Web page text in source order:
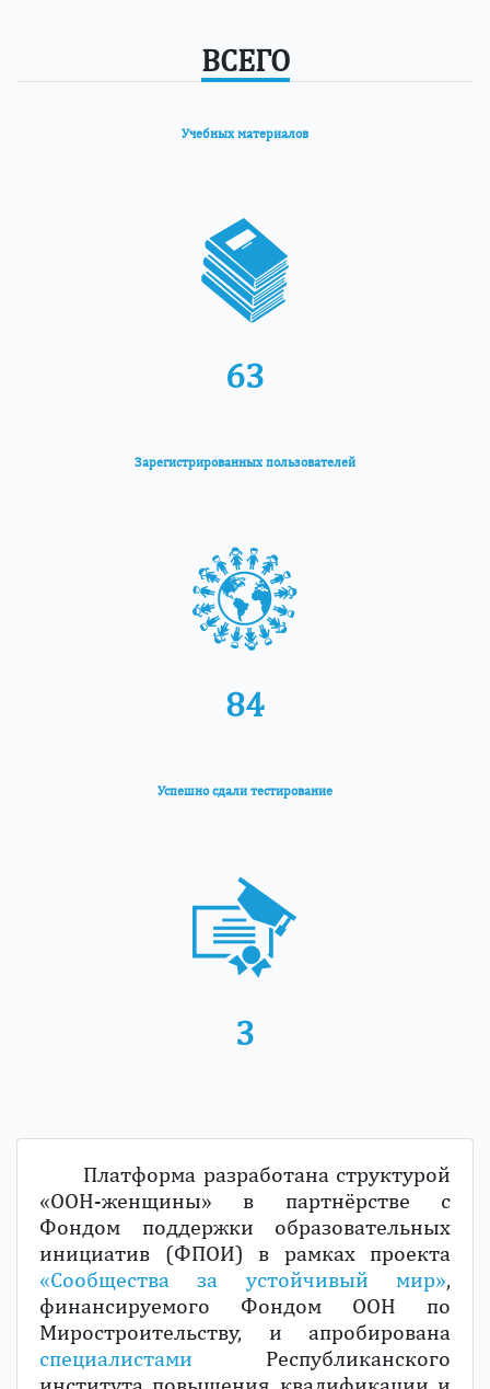
ВСЕГО
Учебных материалов
63
Зарегистрированных пользователей
84
Успешно сдали тестирование
3
Платформа разработана структурой
«ООН-женщины» в партнёрстве с
Фондом поддержки образовательных
инициатив (ФПОИ) в рамках проекта
«Сообщества за устойчивый мир»,
финансируемого Фондом ООН по
Миростроительству, и апробирована
специалистами Республиканского